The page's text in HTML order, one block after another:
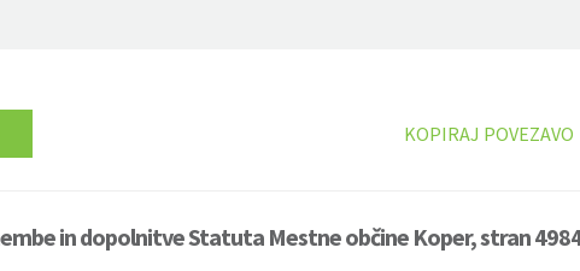
KOPIRAJ POVEZAVO
in dopolnitve Statuta Mestne občine Koper, stran